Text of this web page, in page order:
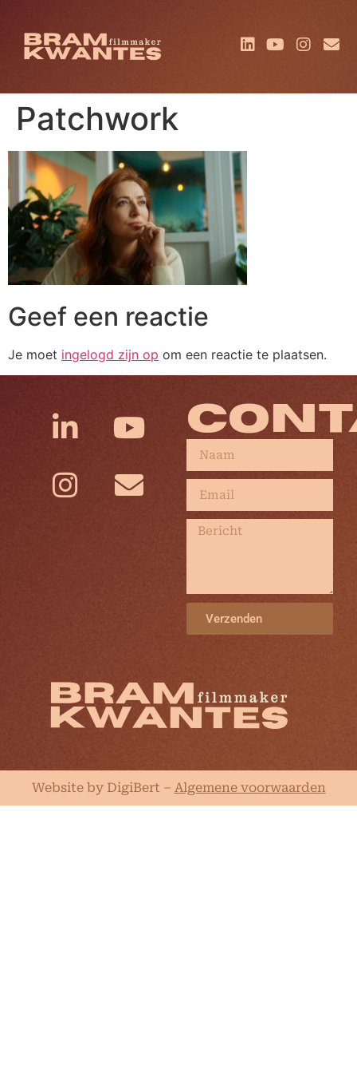
Patchwork
Geef een reactie
Je moet ingelogd zijn op om een reactie te plaatsen.
Verzenden
Website by DigiBert – Algemene voorwaarden